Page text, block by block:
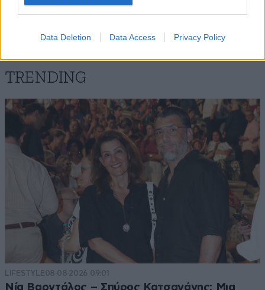
Data Deletion Data Access Privacy Policy
TRENDING
LIFESTYLE08·08·2026 09:01
Νία Βαρντάλος – Σπύρος Κατσαγάνης: Μια